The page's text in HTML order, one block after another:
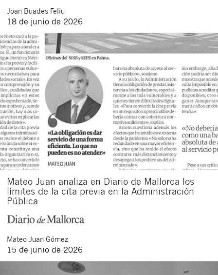
Joan Buades Feliu
18 de junio de 2026
Mateo Juan analiza en Diario de Mallorca los
límites de la cita previa en la Administración
Pública
Mateo Juan Gómez
15 de junio de 2026